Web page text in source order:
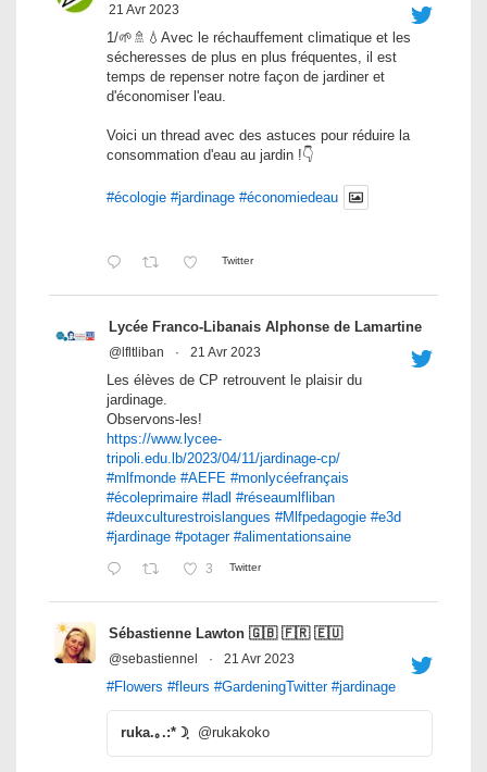
21 Avr 2023
1/🌱🚿💧Avec le réchauffement climatique et les
sécheresses de plus en plus fréquentes, il est
temps de repenser notre façon de jardiner et
d'économiser l'eau.
Voici un thread avec des astuces pour réduire la
consommation d'eau au jardin !👇
#écologie #jardinage #économiedeau
Twitter
Lycée Franco-Libanais Alphonse de Lamartine
@lfltliban · 21 Avr 2023
Les élèves de CP retrouvent le plaisir du
jardinage.
Observons-les!
https://www.lycee-
tripoli.edu.lb/2023/04/11/jardinage-cp/
#mlfmonde #AEFE #monlycéefrançais
#écoleprimaire #ladl #réseaumlfliban
#deuxculturestroislangues #Mlfpedagogie #e3d
#jardinage #potager #alimentationsaine
3 Twitter
Sébastienne Lawton 🇬🇧 🇫🇷 🇪🇺
@sebastiennel · 21 Avr 2023
#Flowers #fleurs #GardeningTwitter #jardinage
ruka.｡.:*☽ฺ @rukakoko